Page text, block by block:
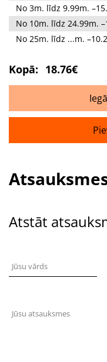
No 3m. līdz 9.99m.
No 10m. līdz 24.99m.
No 25m. līdz ...m.
Kopā: 18.76€
Atstāt
Jūsu vārds
Jūsu atsauksmes